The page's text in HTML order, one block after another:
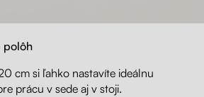
polôh
cm si ľahko nastavíte ideálnu
prácu v sede aj v stoji.